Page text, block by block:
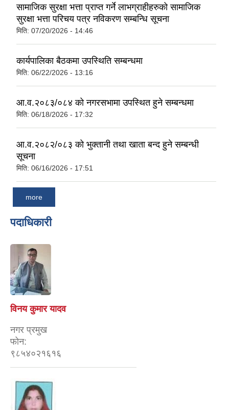
सामाजिक सुरक्षा भत्ता प्राप्त गर्ने लाभग्राहीहरुको सामाजिक
सुरक्षा भत्ता परिचय पत्र नविकरण सम्बन्धि सूचना
मिति: 07/20/2026 - 14:46
कार्यपालिका बैठकमा उपस्थिति सम्बन्धमा
मिति: 06/22/2026 - 13:16
आ.व.२०८३/०८४ को नगरसभामा उपस्थित हुने सम्बन्धमा
मिति: 06/18/2026 - 17:32
आ.व.२०८२/०८३ को भुक्तानी तथा खाता बन्द हुने सम्बन्धी
सूचना
मिति: 06/16/2026 - 17:51
more
पदाधिकारी
विनय कुमार यादव
नगर प्रमुख
फोन:
९८५४०२१६१६